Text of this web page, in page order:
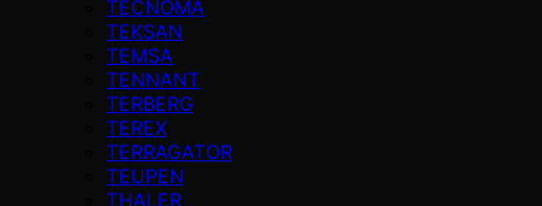
TECNOMA
TEKSAN
TEMSA
TENNANT
TERBERG
TEREX
TERRAGATOR
TEUPEN
THALER